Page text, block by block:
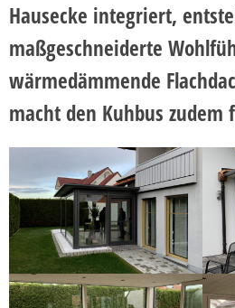
Hausecke integriert,
maßgeschneiderte
wärmedämmende
macht den Kuhbus zudem